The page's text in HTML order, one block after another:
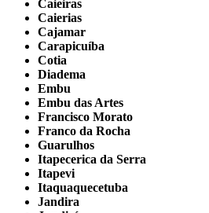
Caieiras
Caierias
Cajamar
Carapicuíba
Cotia
Diadema
Embu
Embu das Artes
Francisco Morato
Franco da Rocha
Guarulhos
Itapecerica da Serra
Itapevi
Itaquaquecetuba
Jandira